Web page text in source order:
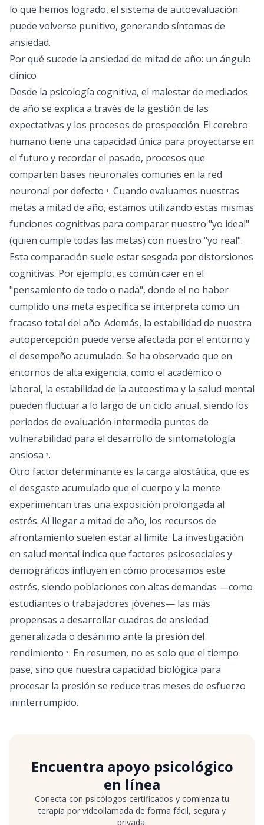
lo que hemos logrado, el sistema de autoevaluación
puede volverse punitivo, generando síntomas de
ansiedad.
Por qué sucede la ansiedad de mitad de año: un ángulo
clínico
Desde la psicología cognitiva, el malestar de mediados
de año se explica a través de la gestión de las
expectativas y los procesos de prospección. El cerebro
humano tiene una capacidad única para proyectarse en
el futuro y recordar el pasado, procesos que
comparten bases neuronales comunes en la red
neuronal por defecto 1. Cuando evaluamos nuestras
metas a mitad de año, estamos utilizando estas mismas
funciones cognitivas para comparar nuestro "yo ideal"
(quien cumple todas las metas) con nuestro "yo real".
Esta comparación suele estar sesgada por distorsiones
cognitivas. Por ejemplo, es común caer en el
"pensamiento de todo o nada", donde el no haber
cumplido una meta específica se interpreta como un
fracaso total del año. Además, la estabilidad de nuestra
autopercepción puede verse afectada por el entorno y
el desempeño acumulado. Se ha observado que en
entornos de alta exigencia, como el académico o
laboral, la estabilidad de la autoestima y la salud mental
pueden fluctuar a lo largo de un ciclo anual, siendo los
periodos de evaluación intermedia puntos de
vulnerabilidad para el desarrollo de sintomatología
ansiosa 2.
Otro factor determinante es la carga alostática, que es
el desgaste acumulado que el cuerpo y la mente
experimentan tras una exposición prolongada al
estrés. Al llegar a mitad de año, los recursos de
afrontamiento suelen estar al límite. La investigación
en salud mental indica que factores psicosociales y
demográficos influyen en cómo procesamos este
estrés, siendo poblaciones con altas demandas —como
estudiantes o trabajadores jóvenes— las más
propensas a desarrollar cuadros de ansiedad
generalizada o desánimo ante la presión del
rendimiento 3. En resumen, no es solo que el tiempo
pase, sino que nuestra capacidad biológica para
procesar la presión se reduce tras meses de esfuerzo
ininterrumpido.
Encuentra apoyo psicológico
en línea
Conecta con psicólogos certificados y comienza tu
terapia por videollamada de forma fácil, segura y
privada.